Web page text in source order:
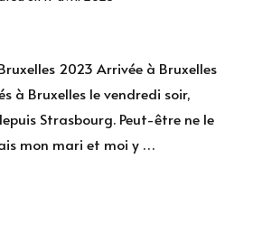
2023 Arrivée à Bruxelles
à Bruxelles le vendredi soir,
Strasbourg. Peut-être ne le
mon mari et moi y …